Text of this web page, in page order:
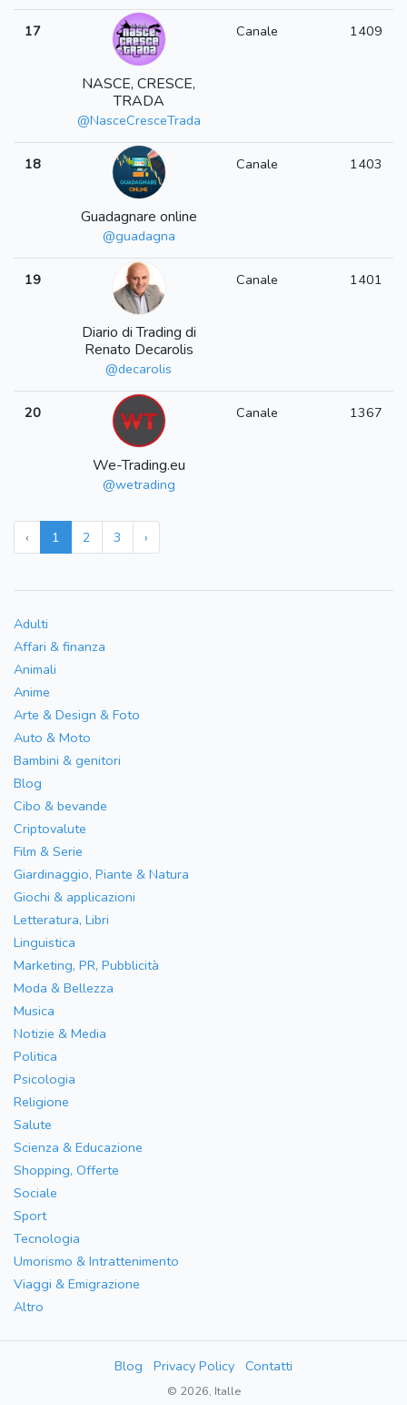
17
NASCE, CRESCE,
TRADA
@NasceCresceTrada
Canale 1409
18
Guadagnare online
@guadagna
Canale 1403
19
Diario di Trading di
Renato Decarolis
@decarolis
Canale 1401
20
We-Trading.eu
@wetrading
Canale 1367
‹ 1 2 3 ›
Adulti
Affari & finanza
Animali
Anime
Arte & Design & Foto
Auto & Moto
Bambini & genitori
Blog
Cibo & bevande
Criptovalute
Film & Serie
Giardinaggio, Piante & Natura
Giochi & applicazioni
Letteratura, Libri
Linguistica
Marketing, PR, Pubblicità
Moda & Bellezza
Musica
Notizie & Media
Politica
Psicologia
Religione
Salute
Scienza & Educazione
Shopping, Offerte
Sociale
Sport
Tecnologia
Umorismo & Intrattenimento
Viaggi & Emigrazione
Altro
Blog Privacy Policy Contatti
© 2026, Italle